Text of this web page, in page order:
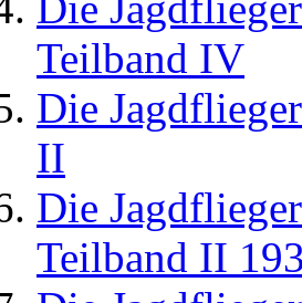
Teilband IV
Die
II
Die
Teilband II